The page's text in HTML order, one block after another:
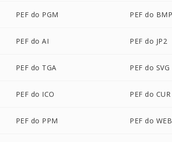
PEF do PGM PEF do
PEF do AI PEF do JP2
PEF do TGA PEF do SVG
PEF do ICO PEF do CUR
PEF do PPM PEF do